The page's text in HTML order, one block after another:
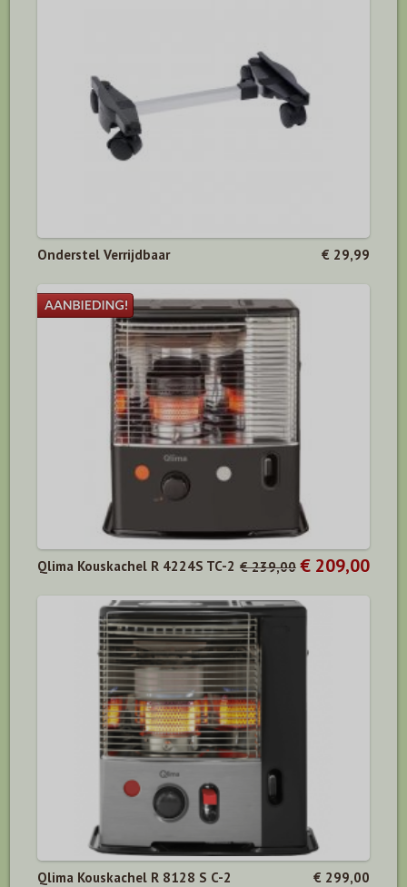
Onderstel Verrijdbaar € 29,99
Qlima Kouskachel R 4224S TC-2 € 239,00 € 209,00
Qlima Kouskachel R 8128 S C-2 € 299,00